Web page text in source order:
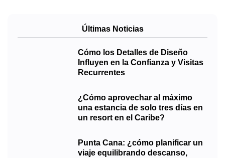
Últimas Noticias
Cómo los Detalles de Diseño
Influyen en la Confianza y Visitas
Recurrentes
¿Cómo aprovechar al máximo
una estancia de solo tres días en
un resort en el Caribe?
Punta Cana: ¿cómo planificar un
viaje equilibrando descanso,